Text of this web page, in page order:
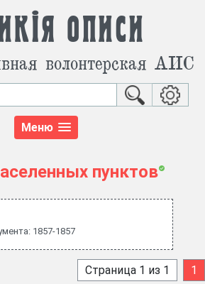
описи
волонтерская АИС
Меню
пунктов
1857-1857
Страница 1 из 1 1